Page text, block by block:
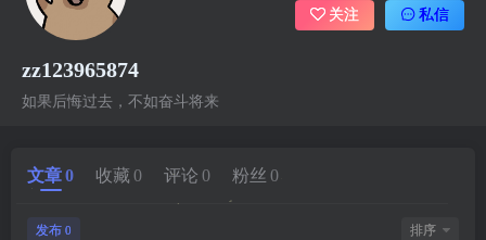
zz123965874
如果后悔过去，不如奋斗将来
关注 私信
文章0 收藏 0 评论 0 粉丝 0
发布 0 排序